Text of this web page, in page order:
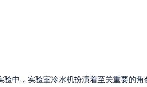
验中，实验室冷水机扮演着至关重要的